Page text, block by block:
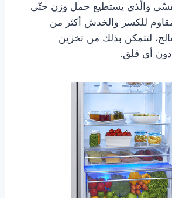
والّذي يستطيع حمل وزن حتّى
مقاوم للكسر والخدش أكثر من
لتتمكن بذلك من تخزين
دون أي قلق.